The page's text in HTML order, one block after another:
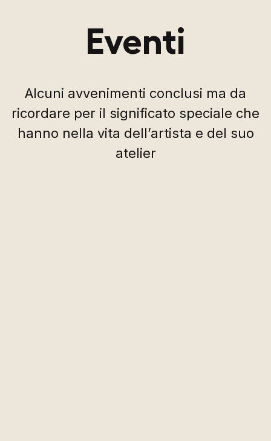
Eventi
Alcuni avvenimenti conclusi ma da
ricordare per il significato speciale che
hanno nella vita dell’artista e del suo
atelier